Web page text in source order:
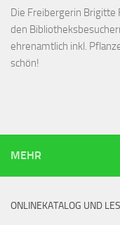
Die Freibergerin
den
ehrenamtlich inkl.
schön!
MEHR
ONLINEKATALOG UND